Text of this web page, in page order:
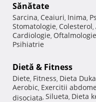
Sănătate
Sarcina, Ceaiuri, Inima,
Stomatologie, Colesterol,
Cardiologie, Oftalmologie
Psihiatrie
Dietă & Fitness
Diete, Fitness, Dieta
Aerobic, Exercitii
disociata, Silueta, Dieta